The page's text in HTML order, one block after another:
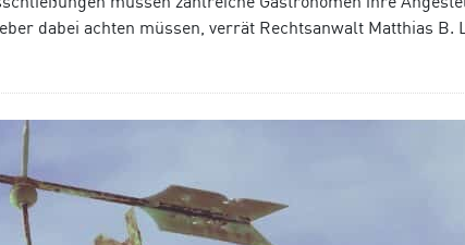
dabei achten müssen, verrät Rechtsanwalt Matthias B.